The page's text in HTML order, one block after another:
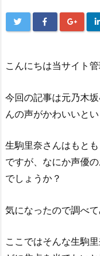
こんにちは当サイト
今回の記事は元乃木
んの声がかわいいと
生駒里奈さんはもと
ですが、なにか声優
でしょうか？
気になったので調べて
ここではそんな生駒